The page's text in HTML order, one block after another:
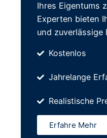
Ihres Eigentums
Experten bieten
und zuverlässige
Kostenlos
Jahrelange
Realistische
Erfahre Mehr